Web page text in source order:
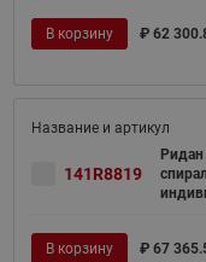
В корзину ₽ 62
141R8819
Ридан
В корзину ₽ 67